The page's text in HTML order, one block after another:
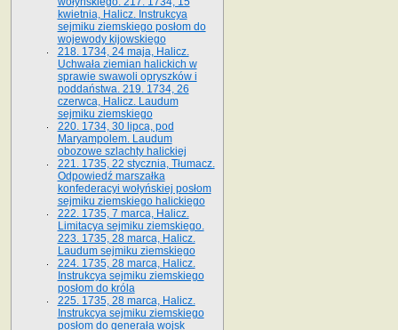
kwietnia, Halicz. Instrukcya
sejmiku ziemskiego posłom do
wojewody kijowskiego
218. 1734, 24 maja, Halicz.
Uchwała ziemian halickich w
sprawie swawoli opryszków i
poddaństwa. 219. 1734, 26
czerwca, Halicz. Laudum
sejmiku ziemskiego
220. 1734, 30 lipca, pod
Maryampolem. Laudum
obozowe szlachty halickiej
221. 1735, 22 stycznia, Tłumacz.
Odpowiedź marszałka
konfederacyi wołyńskiej posłom
sejmiku ziemskiego halickiego
222. 1735, 7 marca, Halicz.
Limitacya sejmiku ziemskiego.
223. 1735, 28 marca, Halicz.
Laudum sejmiku ziemskiego
224. 1735, 28 marca, Halicz.
Instrukcya sejmiku ziemskiego
posłom do króla
225. 1735, 28 marca, Halicz.
Instrukcya sejmiku ziemskiego
posłom do generała wojsk